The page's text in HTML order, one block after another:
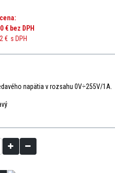
€ bez DPH
€ s DPH
napätia v rozsahu 0V÷255V/1A